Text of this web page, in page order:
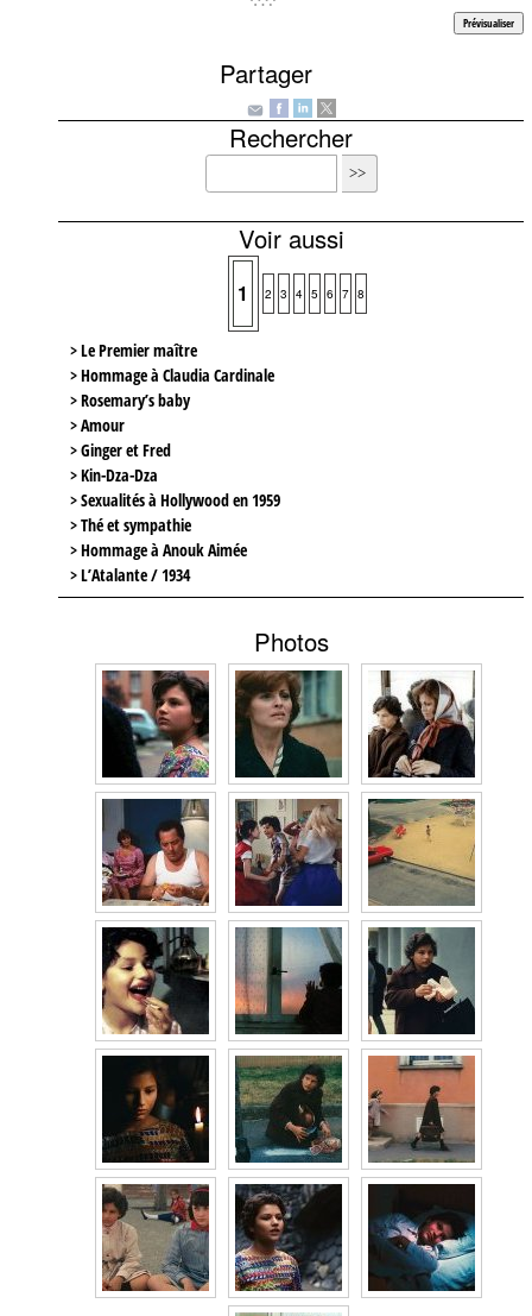
Partager
Rechercher
Voir aussi
1 2 3 4 5 6 7 8
> Le Premier maître
> Hommage à Claudia Cardinale
> Rosemary’s baby
> Amour
> Ginger et Fred
> Kin-Dza-Dza
> Sexualités à Hollywood en 1959
> Thé et sympathie
> Hommage à Anouk Aimée
> L’Atalante / 1934
Photos